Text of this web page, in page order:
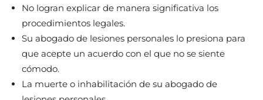
No logran explicar de manera significativa los
procedimientos legales.
Su abogado de lesiones personales lo presiona para
que acepte un acuerdo con el que no se siente
cómodo.
La muerte o inhabilitación de su abogado de